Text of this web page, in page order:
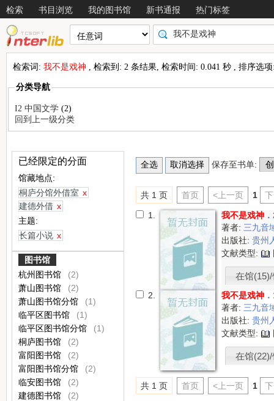
检索 书目浏览 我的图书馆 新书通报 热门标签
检索词: 我不是戏神 , 检索到: 2 条结果, 检索时间: 0.041 秒 , 排序选
分类导航
I2 中国文学(2)
回到上一级分类
已经限定的分面
馆藏地点:
桐庐分馆外借室 x
建德外借 x
主题:
长篇小说 x
图书馆
杭州图书馆
(2)
萧山图书馆
(2)
萧山图书馆分馆
(1)
临平区图书馆
(1)
临平区图书馆分馆
(1)
桐庐图书馆
(2)
富阳图书馆
(2)
富阳图书馆分馆
(2)
临安图书馆
(2)
建德图书馆
(2)
保存至书单:
共 1 页 首页 <上一页 1
1. 我不是戏神
著者:三九音
出版社:贵州
文献类型:
在馆
2. 我不是戏神
著者:三九音
出版社:贵州
文献类型:
在馆
共 1 页 首页 <上一页 1